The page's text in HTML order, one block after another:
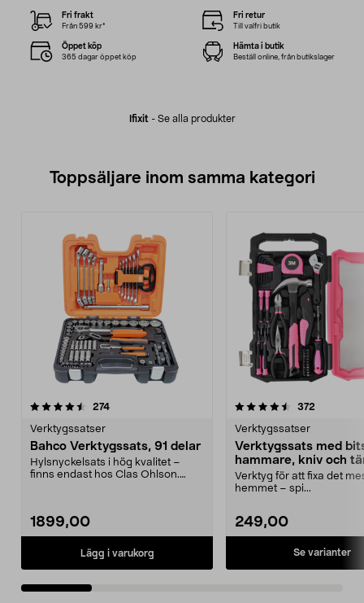
Ifixit - Se alla produkter
Fri frakt
Från 599 kr*
Fri retur
Till valfri butik
Öppet köp
365 dagar öppet köp
Hämta i butik
Beställ online, från butikslager
Toppsäljare inom samma kategori
274recensioner
Verktygssatser
Bahco Verktygssats, 91 delar
Hylsnyckelsats i hög kvalitet –
finns endast hos Clas Ohlson.
1899,00
Lägg i varukorg
4.5 av 5 stjärnor 372
Verktygssatser
Verktygssats med
hammare, kniv och
39 delar
Verktyg för att fixa det
hemmet – spi...
249,00
Se varianter
4.5 av 5 stjärnor